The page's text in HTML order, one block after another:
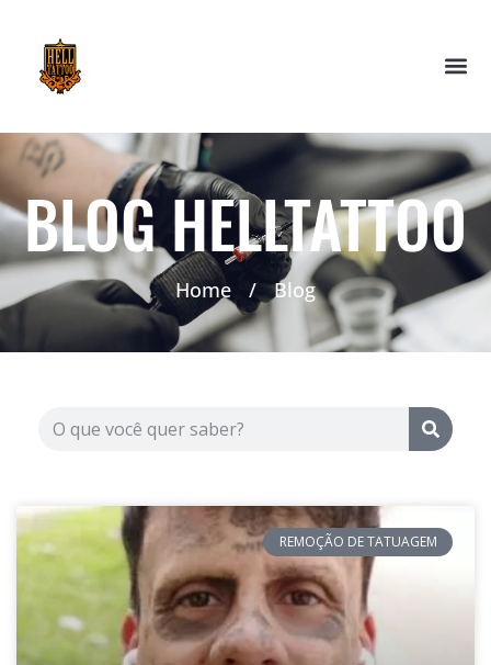
BLOG HELLTATTOO
Home / Blog
REMOÇÃO DE TATUAGEM